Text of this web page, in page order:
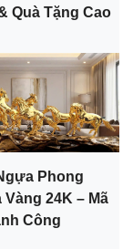
Quà Tặng Cao
Phong
Vàng 24K – Mã
Công